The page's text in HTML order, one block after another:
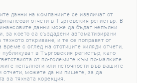
данни на компаниите се извличат от
отчети в Търговския регистър. В
данни може да бъдат непълни
за което са създадени автоматизирани
откриване, и те се поправят от
време с оглед на стотиците хиляди отчети,
публикуват в Търговския регистър, като
от по-големите към по-малките
непълноти или неточности във вашите
отчети, можете да ни пишете, за да
за тяхната корекция.